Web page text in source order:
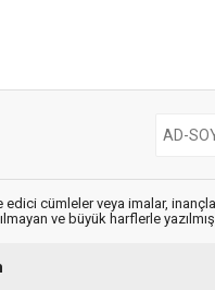
cümleler veya imalar,
ve büyük harflerle